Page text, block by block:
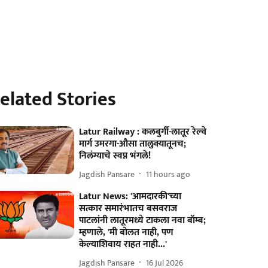
Stories
Latur Railway : कलबुर्गी-लातूर रेल्वे
मार्ग उमरगा-औसा तालुक्यातूनच;
निलंग्याचे स्वप्न भंगले!
Jagdish Pansare 11 hours ago
Latur News: 'आमदारकी'च्या
सत्कार समारंभातच बसवराज
पाटलांनी लातूरमध्ये टाकला नवा बॉम्ब;
म्हणाले, 'मी बोलत नाही, पण
केल्याशिवाय राहत नाही...'
Jagdish Pansare 16 Jul 2026